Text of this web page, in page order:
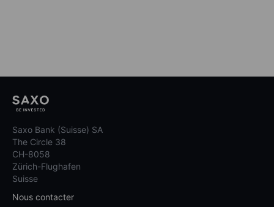
Saxo Bank (Suisse) SA
The Circle 38
CH-8058
Zürich-Flughafen
Suisse
Nous contacter